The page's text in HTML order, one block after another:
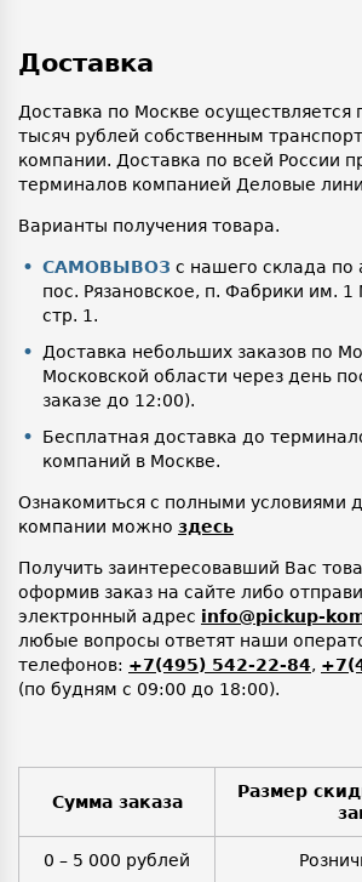
Доставка
Доставка по Москве осуществляется
тысяч рублей собственным
компании. Доставка по всей России
терминалов компанией Деловые
Варианты получения товара.
САМОВЫВОЗ с нашего склада по
пос. Рязановское, п. Фабрики им.
стр. 1.
Доставка небольших заказов по
Московской области через день
заказе до 12:00).
Бесплатная доставка до
компаний в Москве.
Ознакомиться с полными условиями
компании можно здесь
Получить заинтересовавший Вас
оформив заказ на сайте либо
электронный адрес info@pickup-
любые вопросы ответят наши
телефонов: +7(495) 542-22-84,
(по будням с 09:00 до 18:00).
Сумма заказа
Размер
0 – 5 000 рублей